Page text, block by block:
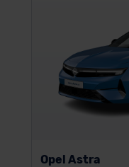
Opel Astra